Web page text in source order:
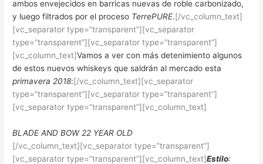
ambos envejecidos en barricas nuevas de roble carbonizado,
y luego filtrados por el proceso TerrePURE.[/vc_column_text]
[vc_separator type=”transparent”][vc_separator
type=”transparent”][vc_separator type=”transparent”]
[vc_column_text]Vamos a ver con más detenimiento algunos
de estos nuevos whiskeys que saldrán al mercado esta
primavera 2018:[/vc_column_text][vc_separator
type=”transparent”][vc_separator type=”transparent”]
[vc_separator type=”transparent”][vc_column_text]
BLADE AND BOW 22 YEAR OLD
[/vc_column_text][vc_separator type=”transparent”]
[vc_separator type=”transparent”][vc_column_text]Estilo: